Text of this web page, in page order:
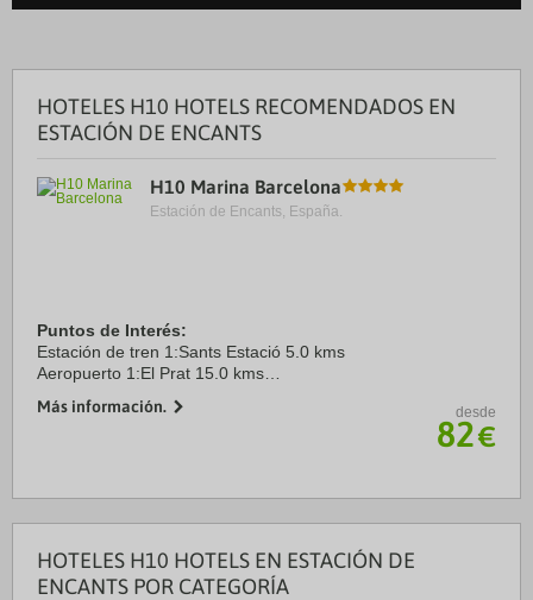
HOTELES H10 HOTELS RECOMENDADOS EN
ESTACIÓN DE ENCANTS
H10 Marina Barcelona
Estación de Encants, España.
Puntos de Interés:
Estación de tren 1:Sants Estació 5.0 kms
Aeropuerto 1:El Prat 15.0 kms
Centro Ciudad:Plaça Catalunya 2.5 kms
Más información. desde
82€
HOTELES H10 HOTELS EN ESTACIÓN DE
ENCANTS POR CATEGORÍA